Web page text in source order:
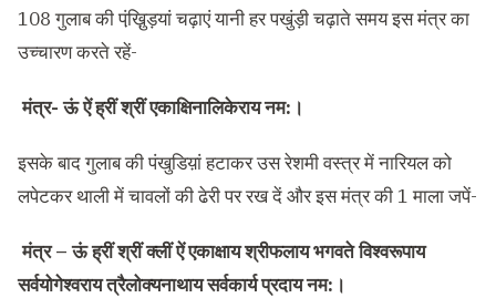
108 गुलाब की पंखु़ि़ड़यां चढ़ाएं यानी हर पखुंड़ी चढ़ाते समय इस मंत्र का
उच्चारण करते रहें-
मंत्र- ऊं ऐं ह्रीं श्रीं एकाक्षिनालिकेराय नम:।
इसके बाद गुलाब की पंखुडिय़ां हटाकर उस रेशमी वस्त्र में नारियल को
लपेटकर थाली में चावलों की ढेरी पर रख दें और इस मंत्र की 1 माला जपें-
मंत्र –ऊं ह्रीं श्रीं क्लीं ऐं एकाक्षाय श्रीफलाय भगवते विश्वरूपाय
सर्वयोगेश्वराय त्रैलोक्यनाथाय सर्वकार्य प्रदाय नम:।